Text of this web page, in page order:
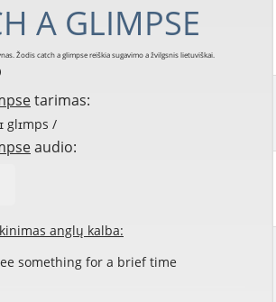
A GLIMPSE
tarimas:
glɪmps /
audio:
anglų kalba:
something for a brief time